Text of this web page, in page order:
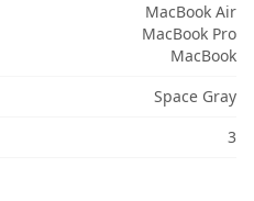
MacBook Air
MacBook Pro
MacBook
Space Gray
3